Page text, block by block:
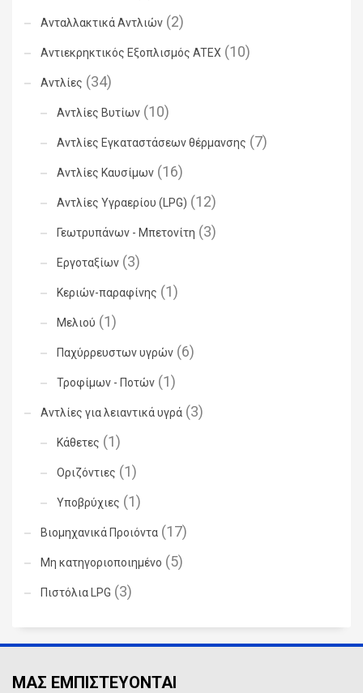
Ανταλλακτικά Αντλιών (2)
Αντιεκρηκτικός Εξοπλισμός ATEX (10)
Αντλίες (34)
Αντλίες Βυτίων (10)
Αντλίες Εγκαταστάσεων θέρμανσης (7)
Αντλίες Καυσίμων (16)
Αντλίες Υγραερίου (LPG) (12)
Γεωτρυπάνων - Μπετονίτη (3)
Εργοταξίων (3)
Κεριών-παραφίνης (1)
Μελιού (1)
Παχύρρευστων υγρών (6)
Τροφίμων - Ποτών (1)
Αντλίες για λειαντικά υγρά (3)
Κάθετες (1)
Οριζόντιες (1)
Υποβρύχιες (1)
Βιομηχανικά Προιόντα (17)
Μη κατηγοριοποιημένο (5)
Πιστόλια LPG (3)
ΜΑΣ ΕΜΠΙΣΤΕΥΟΝΤΑΙ